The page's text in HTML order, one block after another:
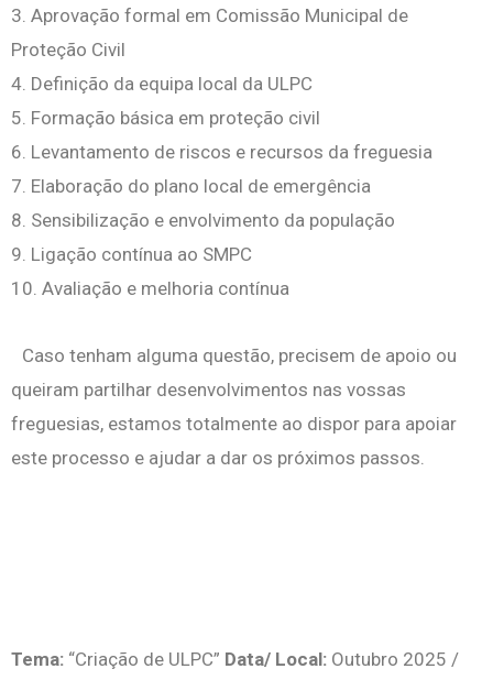
3. Aprovação formal em Comissão Municipal de
Proteção Civil
4. Definição da equipa local da ULPC
5. Formação básica em proteção civil
6. Levantamento de riscos e recursos da freguesia
7. Elaboração do plano local de emergência
8. Sensibilização e envolvimento da população
9. Ligação contínua ao SMPC
10. Avaliação e melhoria contínua
Caso tenham alguma questão, precisem de apoio ou
queiram partilhar desenvolvimentos nas vossas
freguesias, estamos totalmente ao dispor para apoiar
este processo e ajudar a dar os próximos passos.
Tema: “Criação de ULPC” Data/ Local: Outubro 2025 /